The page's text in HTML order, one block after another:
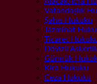
Vatandaşlık
Şahıs Hukuku
Tazminat
Ticaret
Dövizli
Gümrük
Kira Hukuku
Ceza Hukuku